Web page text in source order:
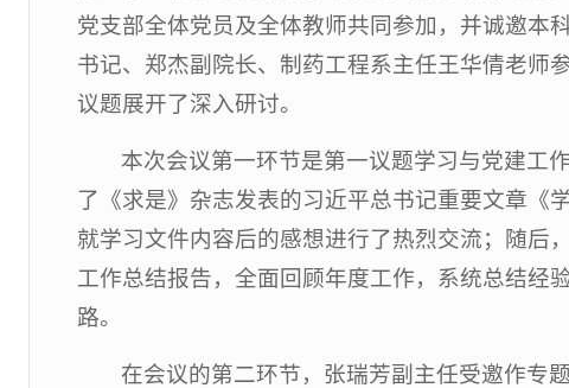
党支部全体党员及全体教师共同参加，并诚邀本
书记、郑杰副院长、制药工程系主任王华倩老师
议题展开了深入研讨。
本次会议第一环节是第一议题学习与党建工
了《求是》杂志发表的习近平总书记重要文章《
就学习文件内容后的感想进行了热烈交流；随后
工作总结报告，全面回顾年度工作，系统总结经
路。
在会议的第二环节，张瑞芳副主任受邀作专